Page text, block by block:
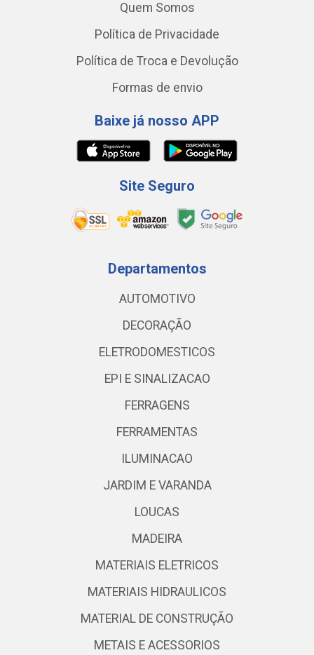
Quem Somos
Política de Privacidade
Política de Troca e Devolução
Formas de envio
Baixe já nosso APP
Site Seguro
Departamentos
AUTOMOTIVO
DECORAÇÃO
ELETRODOMESTICOS
EPI E SINALIZACAO
FERRAGENS
FERRAMENTAS
ILUMINACAO
JARDIM E VARANDA
LOUCAS
MADEIRA
MATERIAIS ELETRICOS
MATERIAIS HIDRAULICOS
MATERIAL DE CONSTRUÇÃO
METAIS E ACESSORIOS